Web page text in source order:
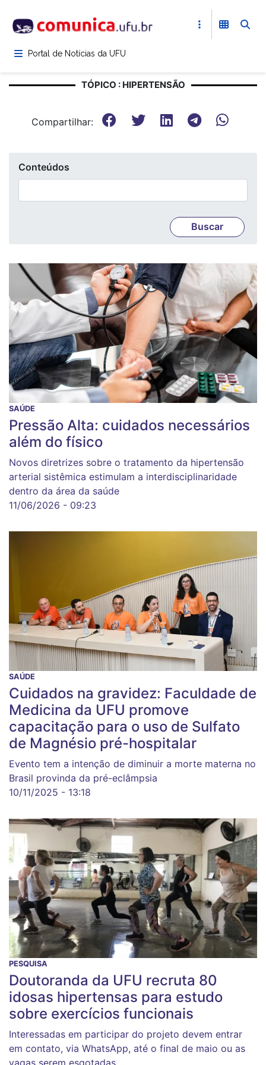
para
conteúdoPortal de Notícias da UFU
TÓPICO : HIPERTENSÃO
Compartilhar:
Conteúdos
SAÚDE
Pressão Alta: cuidados necessários
além do físico
Novos diretrizes sobre o tratamento da hipertensão
arterial sistêmica estimulam a interdisciplinaridade
dentro da área da saúde
11/06/2026 - 09:23
SAÚDE
Cuidados na gravidez: Faculdade de
Medicina da UFU promove
capacitação para o uso de Sulfato
de Magnésio pré-hospitalar
Evento tem a intenção de diminuir a morte materna no
Brasil provinda da pré-eclâmpsia
10/11/2025 - 13:18
PESQUISA
Doutoranda da UFU recruta 80
idosas hipertensas para estudo
sobre exercícios funcionais
Interessadas em participar do projeto devem entrar
em contato, via WhatsApp, até o final de maio ou as